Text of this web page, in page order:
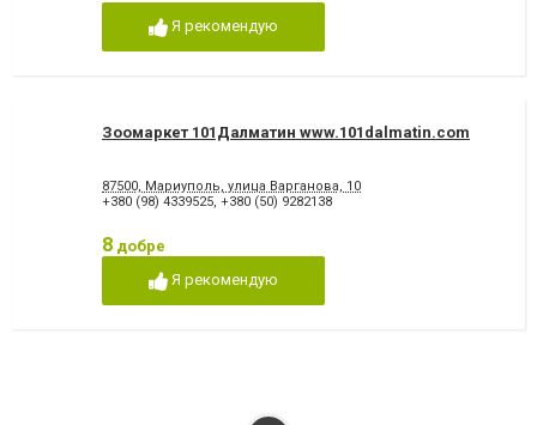
Я рекомендую
Зоомаркет 101Далматин www.101dalmatin.com
87500, Мариуполь, улица Варганова, 10
+380 (98) 4339525, +380 (50) 9282138
8 добре
Я рекомендую